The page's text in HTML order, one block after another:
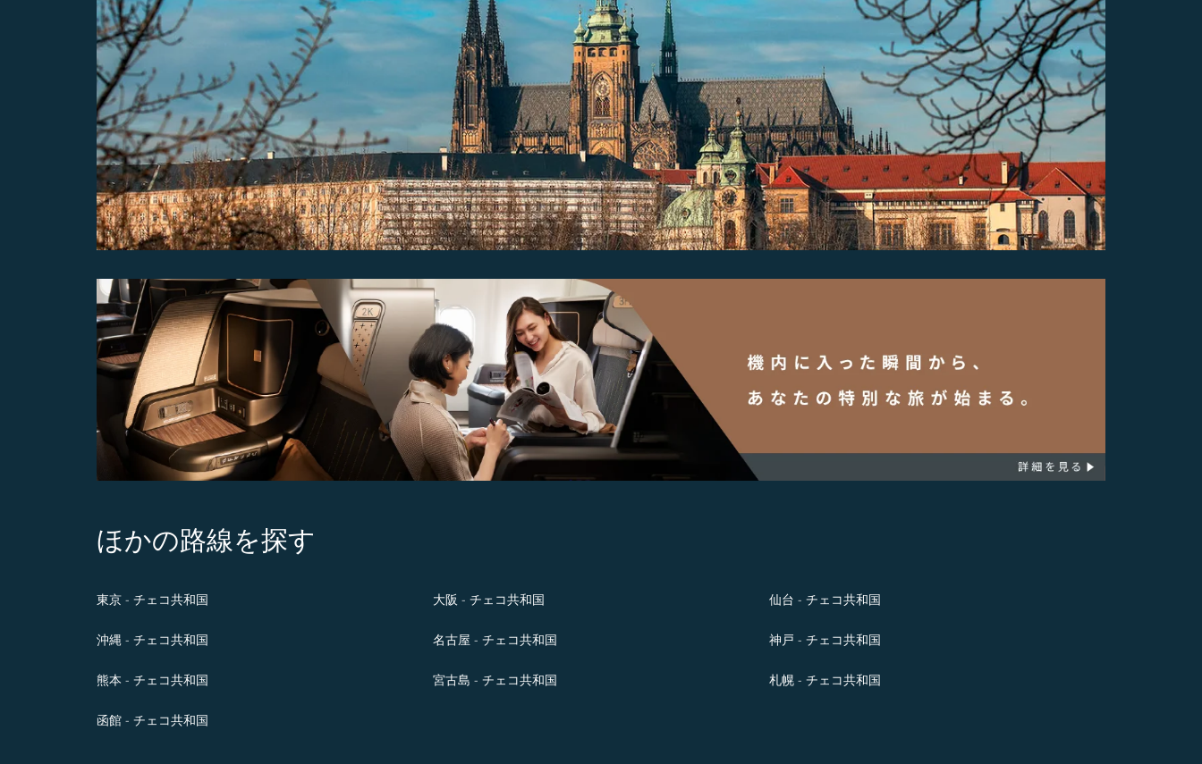
ほかの路線を探す
東京 - チェコ共和国 大阪 - チェコ共和国 仙台 - チェコ共和国
沖縄 - チェコ共和国 名古屋 - チェコ共和国 神戸 - チェコ共和国
熊本 - チェコ共和国 宮古島 - チェコ共和国 札幌 - チェコ共和国
函館 - チェコ共和国